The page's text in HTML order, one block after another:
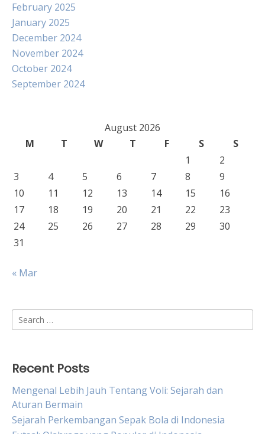
February 2025
January 2025
December 2024
November 2024
October 2024
September 2024
August 2026
M
T W T F S
S
1
2
3
4 5 6 7 8
9
10
11 12 13 14 15
16
17
18 19 20 21 22
23
24
25 26 27 28 29
30
31
« Mar
Search
for:
Recent Posts
Mengenal Lebih Jauh Tentang Voli: Sejarah dan
Aturan Bermain
Sejarah Perkembangan Sepak Bola di Indonesia